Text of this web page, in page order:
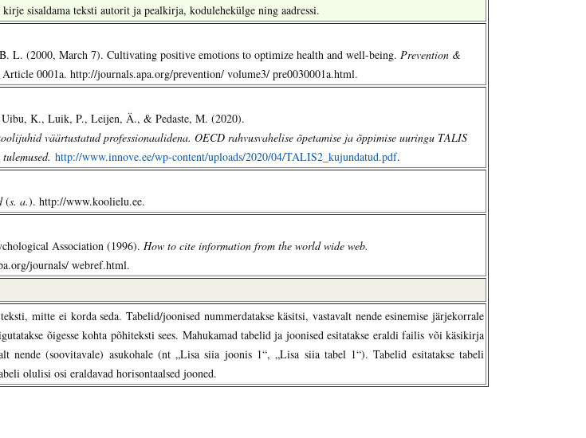
sisaldama teksti autorit ja pealkirja, kodulehekülge ning aadressi.
L. (2000, March 7). Cultivating positive emotions to optimize health and well-being. Prevention &
0001a. http://journals.apa.org/prevention/ volume3/ pre0030001a.html.
K., Luik, P., Leijen, Ä., & Pedaste, M. (2020).
väärtustatud professionaalidena. OECD rahvusvahelise õpetamise ja õppimise uuringu TALIS
http://www.innove.ee/wp-content/uploads/2020/04/TALIS2_kujundatud.pdf.
(s. a.). http://www.koolielu.ee.
Association (1996). How to cite information from the world wide web.
journals/ webref.html.
mitte ei korda seda. Tabelid/joonised nummerdatakse käsitsi, vastavalt nende esinemise järjekorrale
õigesse kohta põhiteksti sees. Mahukamad tabelid ja joonised esitatakse eraldi failis või käsikirja
nende (soovitavale) asukohale (nt „Lisa siia joonis 1“, „Lisa siia tabel 1“).Tabelid esitatakse tabeli
olulisi osi eraldavad horisontaalsed jooned.